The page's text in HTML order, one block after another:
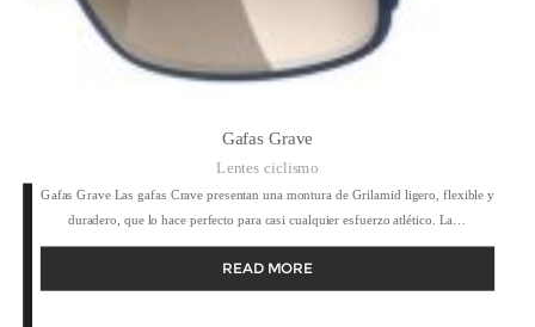
Gafas Grave
Lentes ciclismo
Gafas Grave Las gafas Crave presentan una montura de Grilamid ligero, flexible y
duradero, que lo hace perfecto para casi cualquier esfuerzo atlético. La…
READ MORE